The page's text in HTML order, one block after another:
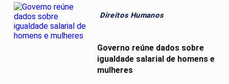
Direitos Humanos
Governo reúne dados sobre
igualdade salarial de homens e
mulheres